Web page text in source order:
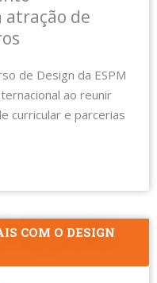
de
de Design da ESPM
ao reunir
curricular e parcerias
COM O DESIGN